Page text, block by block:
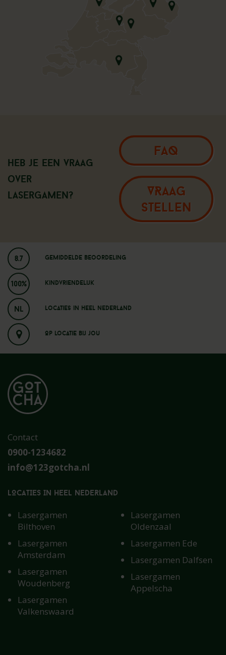
Heb je een vraag
over
Lasergamen?
FAQ
VRAAG
STELLEN
8.7 Gemiddelde beoordeling
100% Kindvriendelijk
NL Locaties in heel nederland
Op locatie bij jou
Contact
0900-1234682
info@123gotcha.nl
LOCATIES IN HEEL NEDERLAND
Lasergamen
Bilthoven
Lasergamen
Amsterdam
Lasergamen
Woudenberg
Lasergamen
Valkenswaard
Lasergamen
Oldenzaal
Lasergamen Ede
Lasergamen Dalfsen
Lasergamen
Appelscha